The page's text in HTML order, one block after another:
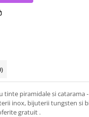
tinte piramidale si catarama
inox, bijuterii tungsten si
gratuit .